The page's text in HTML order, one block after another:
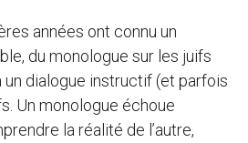
années ont connu un
du monologue sur les juifs
un dialogue instructif (et parfois
Un monologue échoue
la réalité de l’autre,